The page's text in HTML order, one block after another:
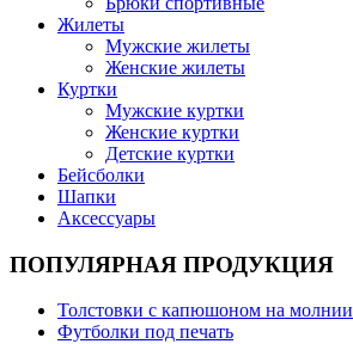
Жилеты
Мужские жилеты
Женские жилеты
Куртки
Мужские куртки
Женские куртки
Детские куртки
Бейсболки
Шапки
Аксессуары
ПОПУЛЯРНАЯ ПРОДУКЦИЯ
Толстовки с капюшоном на молнии
Футболки под печать